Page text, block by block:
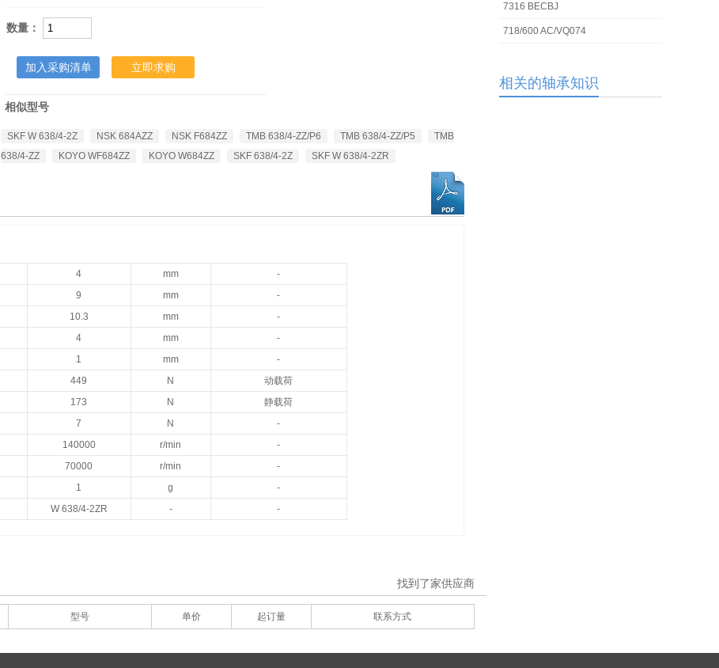
数量：
加入采购清单 立即求购
相似型号
SKF W 638/4-2Z NSK 684AZZ NSK F684ZZ TMB 638/4-ZZ/P6 TMB 638/4-ZZ/P5
TMB
638/4-ZZ
KOYO WF684ZZ KOYO W684ZZ SKF 638/4-2Z SKF W 638/4-2ZR
4 mm
-
9 mm
-
10.3 mm
-
4 mm
-
1 mm
-
449 N
动载荷
173 N
静载荷
7 N
-
140000 r/min
-
70000 r/min
-
1 g
-
W 638/4-2ZR - -
找到了家供应商
型号 单价 起订量 联系方式
7316 BECBJ
718/600 AC/VQ074
相关的轴承知识